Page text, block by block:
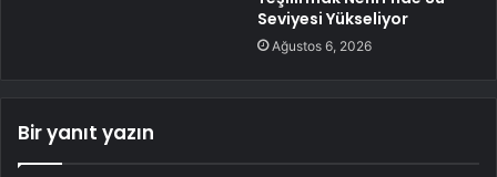
Seviyesi Yükseliyor
Ağustos 6, 2026
Bir yanıt yazın